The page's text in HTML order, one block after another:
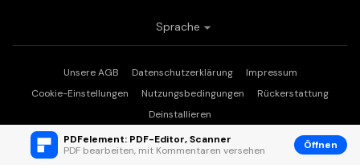
PDFelement: PDF-Editor, Scanner
PDF bearbeiten, mit Kommentaren versehen
Öffnen
Unsere AGB Datenschutzerklärung
Impressum
Cookie-Einstellungen
Nutzungsbedingungen
Rückerstattung
Deinstallieren
Copyright © 2026Wondershare. Alle Rechte vorbehalten.
Sprache